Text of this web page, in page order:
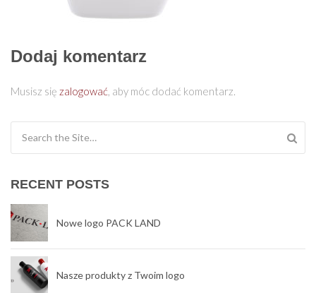
Dodaj komentarz
Musisz się zalogować, aby móc dodać komentarz.
RECENT POSTS
Nowe logo PACK LAND
Nasze produkty z Twoim logo